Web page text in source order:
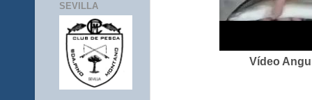
Vídeo
SEVILLA